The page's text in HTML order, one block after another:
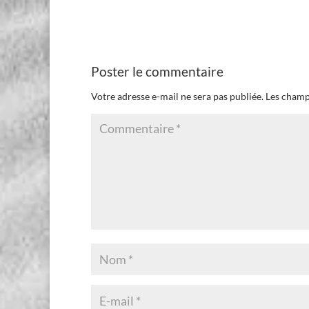
Poster le commentaire
Votre adresse e-mail ne sera pas publiée. Les